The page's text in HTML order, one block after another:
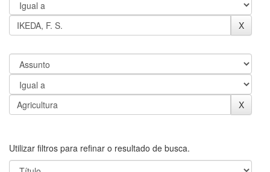
Utilizar filtros para refinar o resultado de busca.